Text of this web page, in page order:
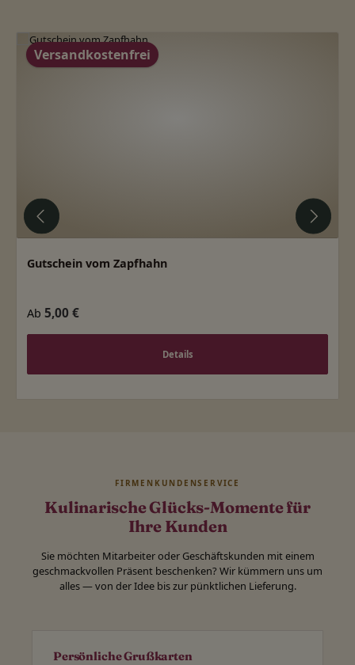
Produktgalerie überspringen
Versandkostenfrei
Gutschein vom Zapfhahn
Regulärer Preis:
Ab 5,00 €
Details
Kulinarische Glücks-Momente für
Ihre Kunden
FIRMENKUNDENSERVICE
Sie möchten Mitarbeiter oder Geschäftskunden mit einem
geschmackvollen Präsent beschenken? Wir kümmern uns um
alles — von der Idee bis zur pünktlichen Lieferung.
Persönliche Grußkarten